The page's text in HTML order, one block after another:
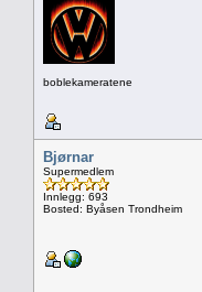
boblekameratene
Bjørnar
Supermedlem
Innlegg: 693
Bosted: Byåsen Trondheim